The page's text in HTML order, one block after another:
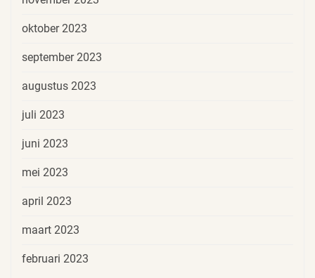
oktober 2023
september 2023
augustus 2023
juli 2023
juni 2023
mei 2023
april 2023
maart 2023
februari 2023